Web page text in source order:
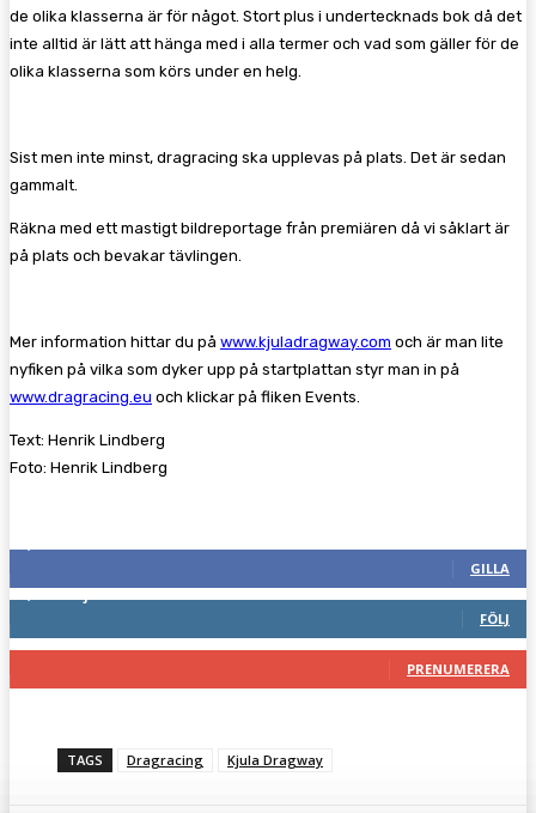
de olika klasserna är för något. Stort plus i undertecknads bok då det
inte alltid är lätt att hänga med i alla termer och vad som gäller för de
olika klasserna som körs under en helg.
Sist men inte minst, dragracing ska upplevas på plats. Det är sedan
gammalt.
Räkna med ett mastigt bildreportage från premiären då vi såklart är
på plats och bevakar tävlingen.
Mer information hittar du på www.kjuladragway.com och är man lite
nyfiken på vilka som dyker upp på startplattan styr man in på
www.dragracing.eu och klickar på fliken Events.
Text: Henrik Lindberg
Foto: Henrik Lindberg
GILLA
FÖLJ
PRENUMERERA
TAGS Dragracing Kjula Dragway